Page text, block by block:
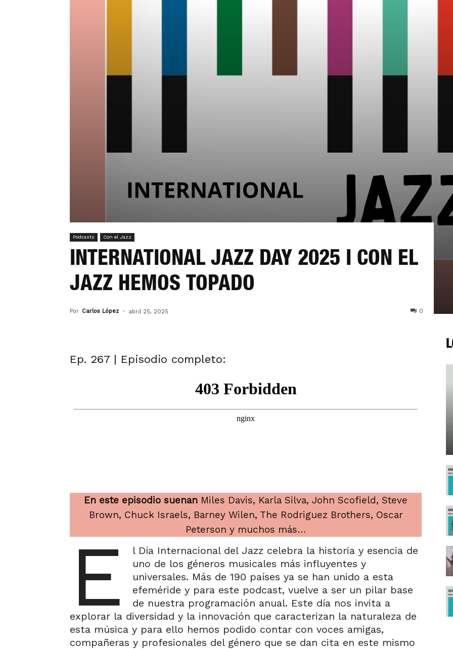
Podcasts Con el Jazz
INTERNATIONAL JAZZ DAY 2025 I CON EL
JAZZ HEMOS TOPADO
Por Carlos López - abril 25, 2025 0
Ep. 267 | Episodio completo:
En este episodio suenan Miles Davis, Karla Silva, John Scofield, Steve
Brown, Chuck Israels, Barney Wilen, The Rodriguez Brothers, Oscar
Peterson y muchos más…
E
l Día Internacional del Jazz celebra la historia y esencia de
uno de los géneros musicales más influyentes y
universales. Más de 190 países ya se han unido a esta
efeméride y para este podcast, vuelve a ser un pilar base
de nuestra programación anual. Este día nos invita a
explorar la diversidad y la innovación que caracterizan la naturaleza de
esta música y para ello hemos podido contar con voces amigas,
compañeras y profesionales del género que se dan cita en este mismo